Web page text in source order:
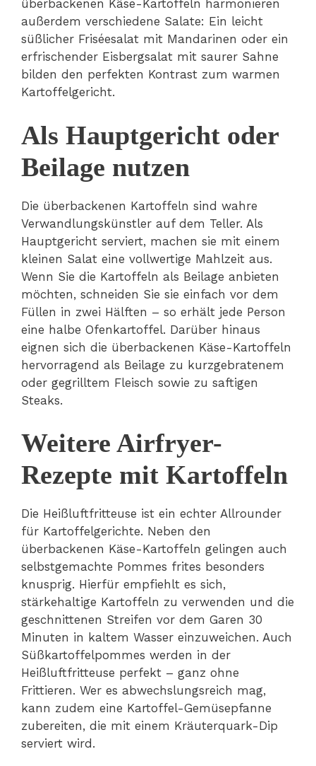
überbackenen Käse-Kartoffeln harmonieren
außerdem verschiedene Salate: Ein leicht
süßlicher Friséesalat mit Mandarinen oder ein
erfrischender Eisbergsalat mit saurer Sahne
bilden den perfekten Kontrast zum warmen
Kartoffelgericht.
Als Hauptgericht oder
Beilage nutzen
Die überbackenen Kartoffeln sind wahre
Verwandlungskünstler auf dem Teller. Als
Hauptgericht serviert, machen sie mit einem
kleinen Salat eine vollwertige Mahlzeit aus.
Wenn Sie die Kartoffeln als Beilage anbieten
möchten, schneiden Sie sie einfach vor dem
Füllen in zwei Hälften – so erhält jede Person
eine halbe Ofenkartoffel. Darüber hinaus
eignen sich die überbackenen Käse-Kartoffeln
hervorragend als Beilage zu kurzgebratenem
oder gegrilltem Fleisch sowie zu saftigen
Steaks.
Weitere Airfryer-
Rezepte mit Kartoffeln
Die Heißluftfritteuse ist ein echter Allrounder
für Kartoffelgerichte. Neben den
überbackenen Käse-Kartoffeln gelingen auch
selbstgemachte Pommes frites besonders
knusprig. Hierfür empfiehlt es sich,
stärkehaltige Kartoffeln zu verwenden und die
geschnittenen Streifen vor dem Garen 30
Minuten in kaltem Wasser einzuweichen. Auch
Süßkartoffelpommes werden in der
Heißluftfritteuse perfekt – ganz ohne
Frittieren. Wer es abwechslungsreich mag,
kann zudem eine Kartoffel-Gemüsepfanne
zubereiten, die mit einem Kräuterquark-Dip
serviert wird.